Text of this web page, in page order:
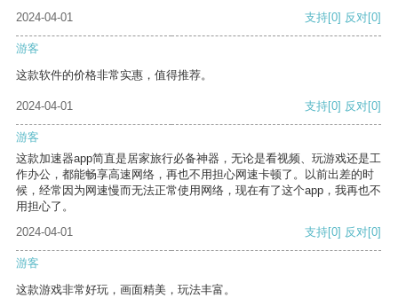
2024-04-01
支持[0] 反对[0]
游客
这款软件的价格非常实惠，值得推荐。
2024-04-01 支持[0] 反对[0]
游客
这款加速器app简直是居家旅行必备神器，无论是看视频、玩游戏还是工
作办公，都能畅享高速网络，再也不用担心网速卡顿了。以前出差的时
候，经常因为网速慢而无法正常使用网络，现在有了这个app，我再也不
用担心了。
2024-04-01
支持[0] 反对[0]
游客
这款游戏非常好玩，画面精美，玩法丰富。